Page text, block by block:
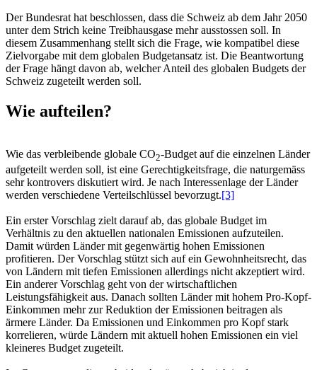
Der Bundesrat hat beschlossen, dass die Schweiz ab dem Jahr 2050
unter dem Strich keine Treibhausgase mehr ausstossen soll. In
diesem Zusammenhang stellt sich die Frage, wie kompatibel diese
Zielvorgabe mit dem globalen Budgetansatz ist. Die Beantwortung
der Frage hängt davon ab, welcher Anteil des globalen Budgets der
Schweiz zugeteilt werden soll.
Wie aufteilen?
Wie das verbleibende globale CO2-Budget auf die einzelnen Länder
aufgeteilt werden soll, ist eine Gerechtigkeitsfrage, die naturgemäss
sehr kontrovers diskutiert wird. Je nach Interessenlage der Länder
werden verschiedene Verteilschlüssel bevorzugt.[3]
Ein erster Vorschlag zielt darauf ab, das globale Budget im
Verhältnis zu den aktuellen nationalen Emissionen aufzuteilen.
Damit würden Länder mit gegenwärtig hohen Emissionen
profitieren. Der Vorschlag stützt sich auf ein Gewohnheitsrecht, das
von Ländern mit tiefen Emissionen allerdings nicht akzeptiert wird.
Ein anderer Vorschlag geht von der wirtschaftlichen
Leistungsfähigkeit aus. Danach sollten Länder mit hohem Pro-Kopf-
Einkommen mehr zur Reduktion der Emissionen beitragen als
ärmere Länder. Da Emissionen und Einkommen pro Kopf stark
korrelieren, würde Ländern mit aktuell hohen Emissionen ein viel
kleineres Budget zugeteilt.